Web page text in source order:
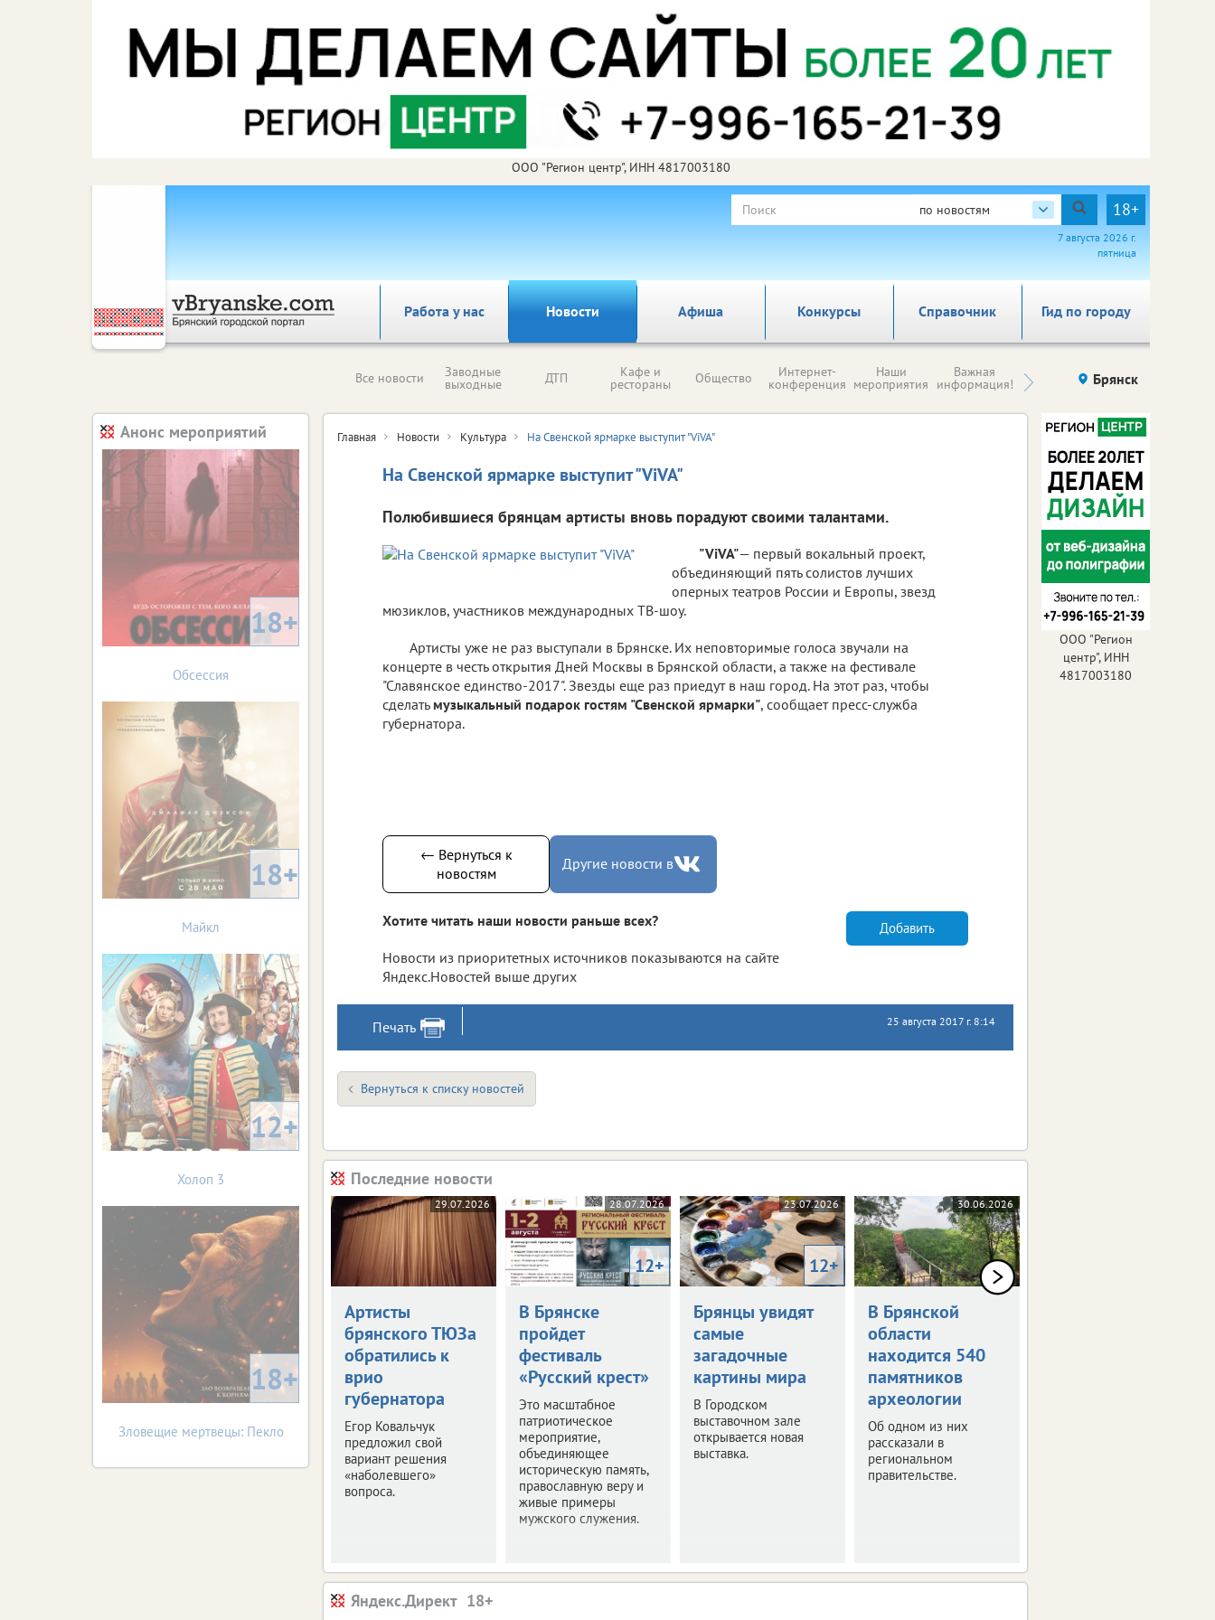
ООО "Регион центр", ИНН 4817003180
по новостям 18+
7 августа 2026 г.
пятница
Работа у нас Новости Афиша Справочник Гид по городу
Конкурсы
Все новости Заводные
выходные ДТП Кафе и
рестораны Общество Интернет-
конференция
Наши
мероприятия
Важная
информация! Происшествия Здоровье
Брянск
Главная Новости Культура На Свенской ярмарке выступит "ViVA"
На Свенской ярмарке выступит "ViVA"
Полюбившиеся брянцам артисты вновь порадуют своими талантами.
"ViVA"— первый вокальный проект,
объединяющий пять солистов лучших
оперных театров России и Европы, звезд
мюзиклов, участников международных ТВ-шоу.
Артисты уже не раз выступали в Брянске. Их неповторимые голоса звучали на
концерте в честь открытия Дней Москвы в Брянской области, а также на фестивале
"Славянское единство-2017". Звезды еще раз приедут в наш город. На этот раз, чтобы
сделать музыкальный подарок гостям "Свенской ярмарки", сообщает пресс-служба
губернатора.
← Вернуться к
новостям
Другие новости в
Хотите читать наши новости раньше всех?
Новости из приоритетных источников показываются на сайте
Яндекс.Новостей выше других
Добавить
Печать 25 августа 2017 г. 8:14
Вернуться к списку новостей
Последние новости
29.07.2026
Артисты
брянского ТЮЗа
обратились к
врио
губернатора
Егор Ковальчук
предложил свой
вариант решения
«наболевшего»
вопроса.
28.07.2026
12+
В Брянске
пройдет
фестиваль
«Русский крест»
Это масштабное
патриотическое
мероприятие,
объединяющее
историческую память,
православную веру и
живые примеры
мужского служения.
23.07.2026
12+
Брянцы увидят
самые
загадочные
картины мира
В Городском
выставочном зале
открывается новая
выставка.
30.06.2026
В Брянской
области
находится 540
памятников
археологии
Об одном из них
рассказали в
региональном
правительстве.
Яндекс.Директ
Анонс мероприятий
18+
Обсессия
18+
Майкл
12+
Холоп 3
18+
Зловещие мертвецы: Пекло
ООО "Регион
центр", ИНН
4817003180